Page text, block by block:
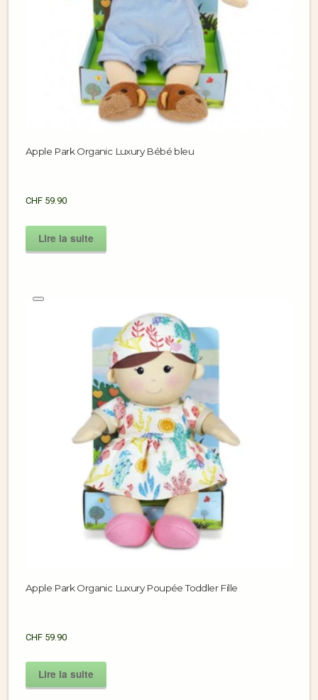
Apple Park Organic Luxury Bébé bleu
CHF 59.90
Lire la suite
Apple Park Organic Luxury Poupée Toddler Fille
CHF 59.90
Lire la suite